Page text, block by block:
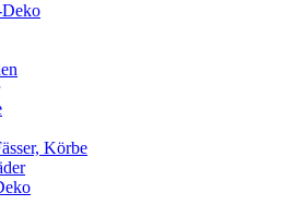
Deko
Körbe